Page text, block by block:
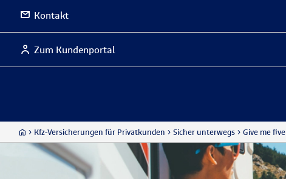
Kontakt
Zum Kundenportal
Kfz-Versicherungen für Privatkunden Sicher unterwegs Give me five